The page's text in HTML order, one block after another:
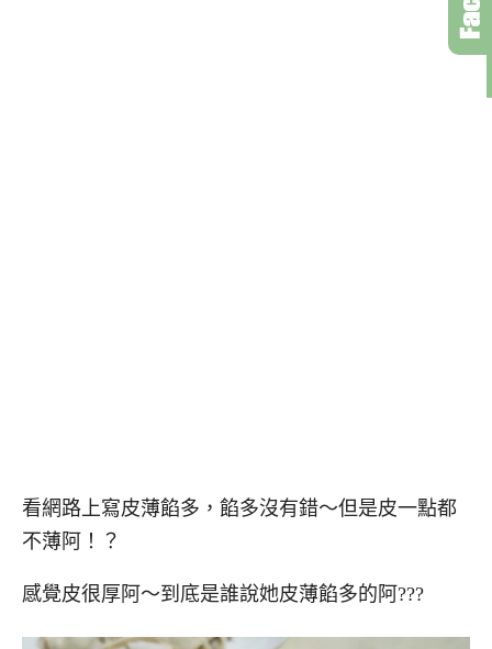
看網路上寫皮薄餡多，餡多沒有錯～但是皮一點都
不薄阿！？
感覺皮很厚阿～到底是誰說她皮薄餡多的阿???